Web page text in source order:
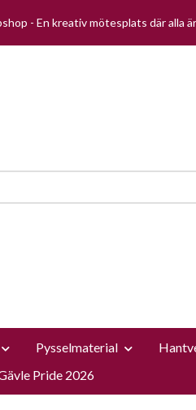
- En kreativ mötesplats där alla
Pysselmaterial
Pride 2026